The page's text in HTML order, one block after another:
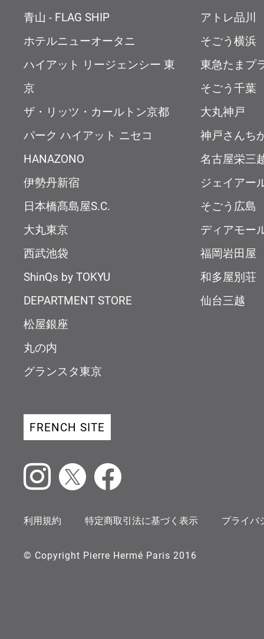
青山 - FLAG SHIP
ホテルニューオータニ
ハイアット リージェンシー 東
京
ザ・リッツ・カールトン京都
パーク ハイアット ニセコ
HANAZONO
伊勢丹新宿
日本橋髙島屋S.C.
大丸東京
西武池袋
ShinQs by TOKYU
DEPARTMENT STORE
松屋銀座
丸の内
グランスタ東京
アトレ品川
そごう横浜
東急たまプ
そごう千葉
大丸神戸
神戸さんち
名古屋栄三
ジェイアー
そごう広島
ディアモー
福岡岩田屋
和多屋別荘
仙台三越
FRENCH SITE
利用規約 特定商取引法に基づく表示 プライバ
© Copyright Pierre Hermé Paris 2016